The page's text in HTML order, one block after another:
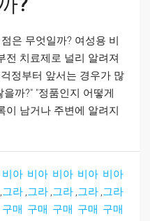
은 무엇일까? 여성용 비
전 치료제로 널리 알려져
정부터 앞서는 경우가 많
까?" "정품인지 어떻게
이 남거나 주변에 알려지
,
비아
그라
구매
,
비아
그라
구매
,
비아
그라
구매
,
비아
그라
구매
,
비아
그라
구매